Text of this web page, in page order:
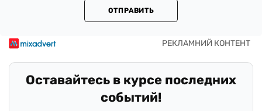
ОТПРАВИТЬ
Оставайтесь в курсе последних
событий!